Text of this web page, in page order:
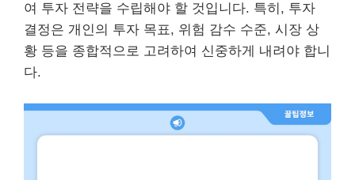
여 투자 전략을 수립해야 할 것입니다. 특히, 투자
결정은 개인의 투자 목표, 위험 감수 수준, 시장 상
황 등을 종합적으로 고려하여 신중하게 내려야 합니
다.